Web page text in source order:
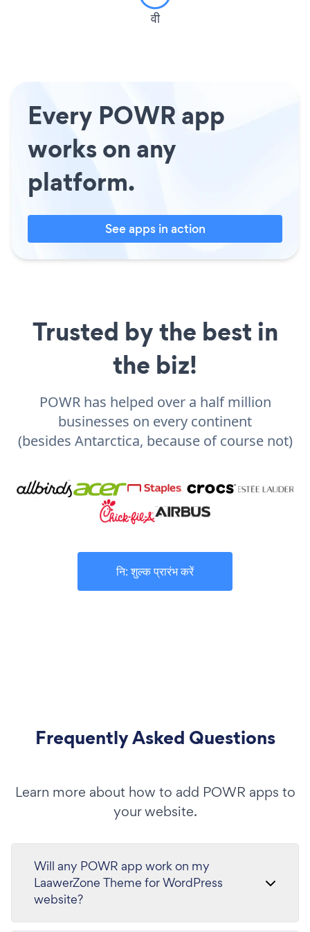
वी
Every POWR app
works on any
platform.
See apps in action
Trusted by the best in
the biz!
POWR has helped over a half million
businesses on every continent
(besides Antarctica, because of course not)
नि: शुल्क प्रारंभ करें
Frequently Asked Questions
Learn more about how to add POWR apps to
your website.
Will any POWR app work on my
LaawerZone Theme for WordPress
website?